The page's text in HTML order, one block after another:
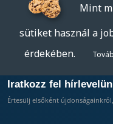
Iratkozz fel
Értesülj elsőként
Mint
sütiket használ a
érdekében.